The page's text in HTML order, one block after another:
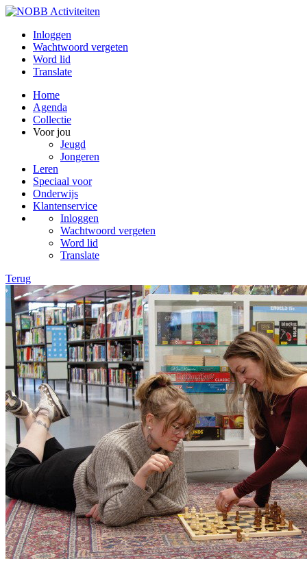
Inloggen
Wachtwoord vergeten
Word lid
Translate
Home
Agenda
Collectie
Voor jou
Jeugd
Jongeren
Leren
Speciaal voor
Onderwijs
Klantenservice
Inloggen
Wachtwoord vergeten
Word lid
Translate
Terug